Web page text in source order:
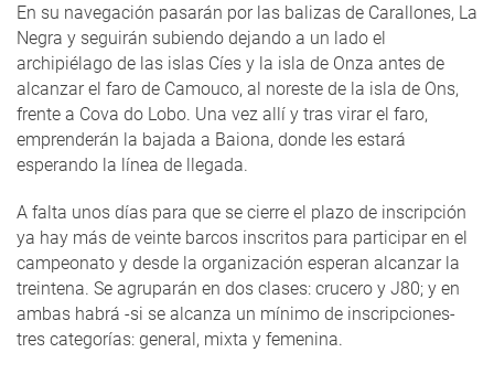
En su navegación pasarán por las balizas de Carallones, La
Negra y seguirán subiendo dejando a un lado el
archipiélago de las islas Cíes y la isla de Onza antes de
alcanzar el faro de Camouco, al noreste de la isla de Ons,
frente a Cova do Lobo. Una vez allí y tras virar el faro,
emprenderán la bajada a Baiona, donde les estará
esperando la línea de llegada.
A falta unos días para que se cierre el plazo de inscripción
ya hay más de veinte barcos inscritos para participar en el
campeonato y desde la organización esperan alcanzar la
treintena. Se agruparán en dos clases: crucero y J80; y en
ambas habrá -si se alcanza un mínimo de inscripciones-
tres categorías: general, mixta y femenina.